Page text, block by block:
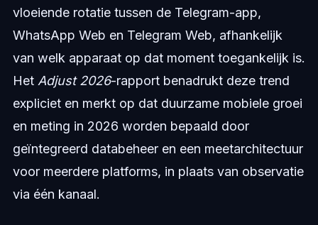
vloeiende rotatie tussen de Telegram-app,
WhatsApp Web en Telegram Web, afhankelijk
van welk apparaat op dat moment toegankelijk is.
Het Adjust 2026-rapport benadrukt deze trend
expliciet en merkt op dat duurzame mobiele groei
en meting in 2026 worden bepaald door
geïntegreerd databeheer en een meetarchitectuur
voor meerdere platforms, in plaats van observatie
via één kanaal.